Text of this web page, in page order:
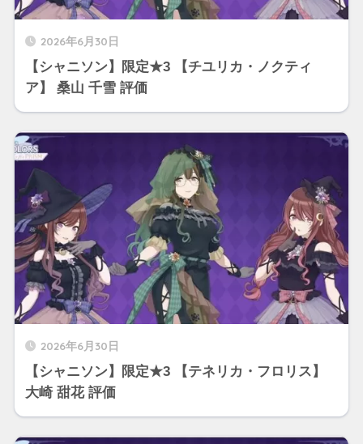
2026年6月30日
【シャニソン】限定★3 【チユリカ・ノクティ
ア】 桑山 千雪 評価
2026年6月30日
【シャニソン】限定★3 【テネリカ・フロリス】
大崎 甜花 評価